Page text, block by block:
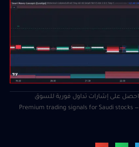
احصل على إشارات تداول فورية للسوق